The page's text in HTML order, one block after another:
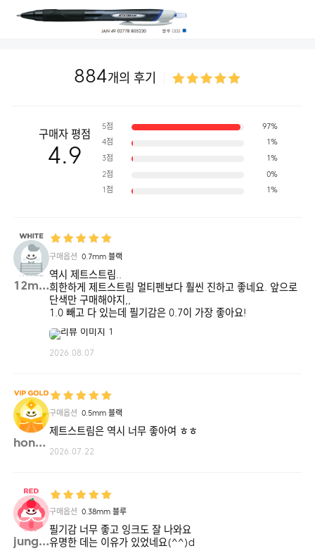
884개의 후기
구매자 평점
4.9
5점 97%
4점 1%
3점 1%
2점 0%
1점 1%
12mma**
구매옵션 0.7mm 블랙
역시 제트스트림..
희한하게 제트스트림 멀티펜보다 훨씬 진하고 좋네요. 앞으로
단색만 구매해야지,,
1.0 빼고 다 있는데 필기감은 0.7이 가장 좋아요!
2026.08.07
hongi**
구매옵션 0.5mm 블랙
제트스트림은 역시 너무 좋아여 ㅎㅎ
2026.07.22
jungh**
구매옵션 0.38mm 블루
필기감 너무 좋고 잉크도 잘 나와요
유명한 데는 이유가 있었네요(^^)d